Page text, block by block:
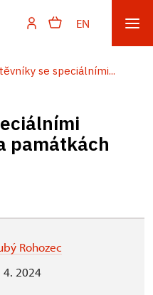
EN
se speciálními...
památkách
Rohozec
4. 2024